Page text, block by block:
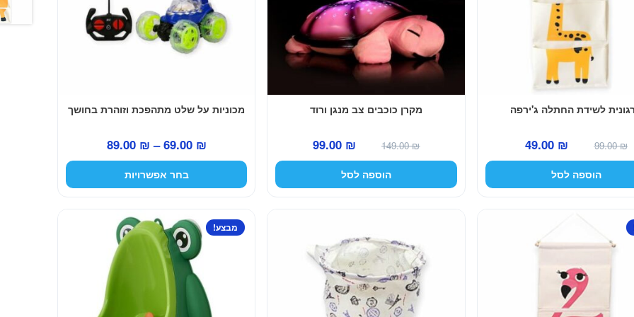
לשידת החתלה ג'ירפה
99.00₪
המחיר
המקורי
היה:
49.00 ₪
המחיר
הנוכחי
הוספה לסל
מקרן כוכבים צב מנגן ורוד
149.00₪
המחיר
המקורי
היה:
99.00 ₪
המחיר
הנוכחי
הוספה לסל
מכוניות על שלט מתהפכת וזוהרת בחושך
69.00 ₪
–
89.00 ₪
טווח
מחירים:
בחר אפשרויות
האפשרויות
מבצע!